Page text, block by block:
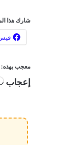
شارك هذا
معجب بهذه:
إعجاب